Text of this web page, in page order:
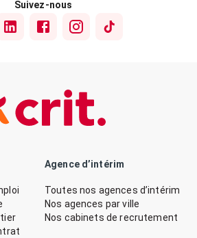
Suivez-nous
Agence d’intérim
Toutes nos agences d’intérim
Nos agences par ville
Nos cabinets de recrutement